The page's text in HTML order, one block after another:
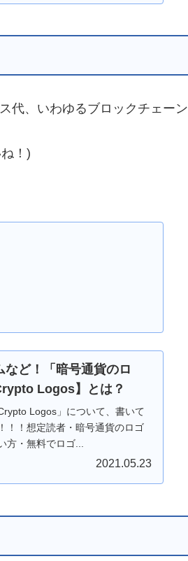
代、いわゆるブロックチェーン
！)
など！「暗号通貨のロ
Logos】とは？
Logos」について、書いて
！！想定読者・暗号通貨のロゴ
・無料でロゴ...
2021.05.23